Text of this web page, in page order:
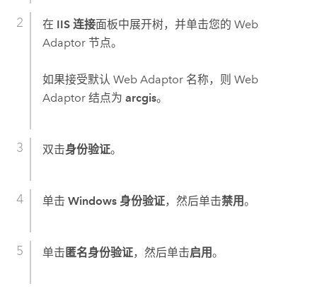
在 IIS 连接面板中展开树，并单击您的 Web
Adaptor 节点。
如果接受默认 Web Adaptor 名称，则 Web
Adaptor 结点为 arcgis。
双击身份验证。
单击 Windows 身份验证，然后单击禁用。
单击 匿名身份验证，然后单击启用。